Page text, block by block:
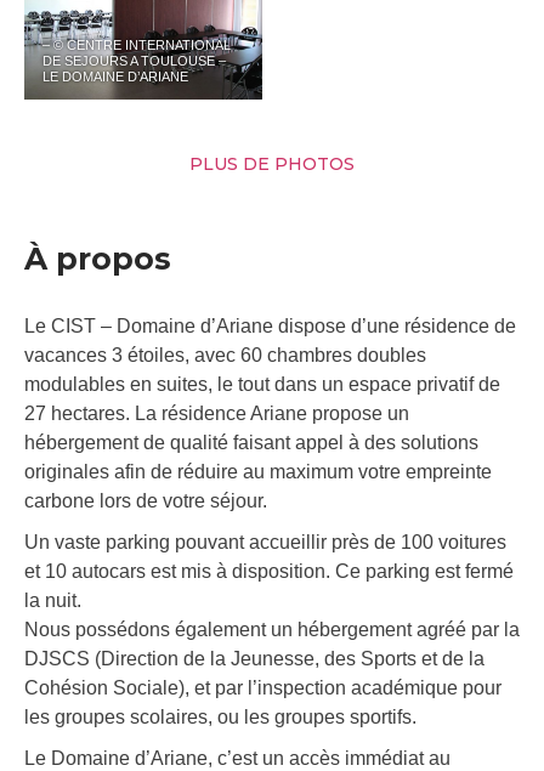
– © CENTRE INTERNATIONAL
DE SEJOURS A TOULOUSE –
LE DOMAINE D’ARIANE
PLUS DE PHOTOS
À propos
Le CIST – Domaine d’Ariane dispose d’une résidence de
vacances 3 étoiles, avec 60 chambres doubles
modulables en suites, le tout dans un espace privatif de
27 hectares. La résidence Ariane propose un
hébergement de qualité faisant appel à des solutions
originales afin de réduire au maximum votre empreinte
carbone lors de votre séjour.
Un vaste parking pouvant accueillir près de 100 voitures
et 10 autocars est mis à disposition. Ce parking est fermé
la nuit.
Nous possédons également un hébergement agréé par la
DJSCS (Direction de la Jeunesse, des Sports et de la
Cohésion Sociale), et par l’inspection académique pour
les groupes scolaires, ou les groupes sportifs.
Le Domaine d’Ariane, c’est un accès immédiat au